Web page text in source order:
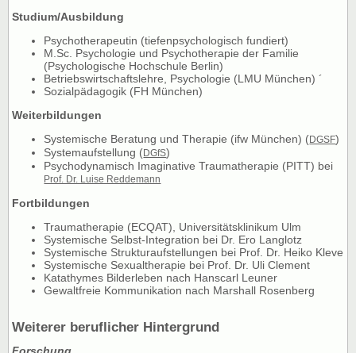
Studium/Ausbildung
Psychotherapeutin (tiefenpsychologisch fundiert)
M.Sc. Psychologie und Psychotherapie der Familie
(Psychologische Hochschule Berlin)
Betriebswirtschaftslehre, Psychologie (LMU München) ´
Sozialpädagogik (FH München)
Weiterbildungen
Systemische Beratung und Therapie (ifw München) (DGSF)
Systemaufstellung (DGfS)
Psychodynamisch Imaginative Traumatherapie (PITT) bei
Prof. Dr. Luise Reddemann
Fortbildungen
Traumatherapie (ECQAT), Universitätsklinikum Ulm
Systemische Selbst-Integration bei Dr. Ero Langlotz
Systemische Strukturaufstellungen bei Prof. Dr. Heiko Kleve
Systemische Sexualtherapie bei Prof. Dr. Uli Clement
Katathymes Bilderleben nach Hanscarl Leuner
Gewaltfreie Kommunikation nach Marshall Rosenberg
Weiterer beruflicher Hintergrund